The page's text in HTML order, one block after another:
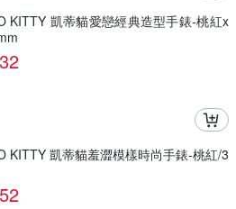
KITTY 凱蒂貓愛戀經典造型手錶-桃紅x
KITTY 凱蒂貓羞澀模樣時尚手錶-桃紅/3